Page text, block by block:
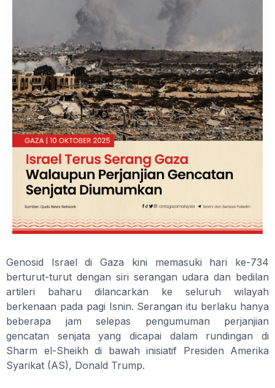
Genosid Israel di Gaza kini memasuki hari ke-734
berturut-turut dengan siri serangan udara dan bedilan
artileri baharu dilancarkan ke seluruh wilayah
berkenaan pada pagi Isnin. Serangan itu berlaku hanya
beberapa jam selepas pengumuman perjanjian
gencatan senjata yang dicapai dalam rundingan di
Sharm el-Sheikh di bawah inisiatif Presiden Amerika
Syarikat (AS), Donald Trump.